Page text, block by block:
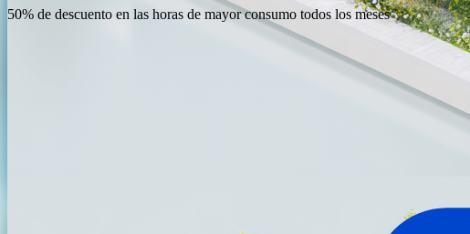
50% de descuento en las horas de mayor consumo todos los meses